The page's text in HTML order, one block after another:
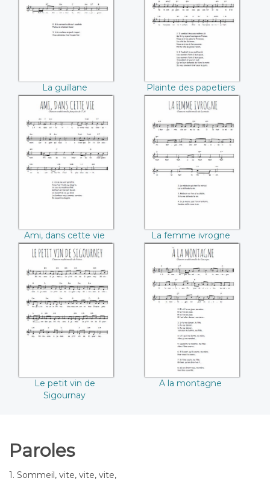
La guillane
papetiers
Plainte des papetiers
Ami, dans cette vie
Ami, dans cette vie
La femme ivrogne
La femme ivrogne
Le petit vin de
Sigournay
Le petit vin de
Sigournay
A la montagne
A la montagne
Paroles
1. Sommeil, vite, vite, vite,